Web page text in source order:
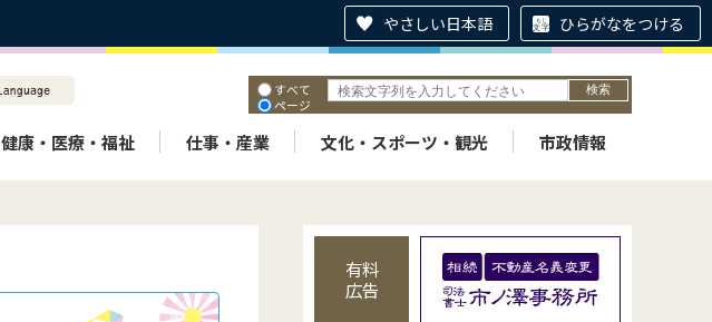
やさしい日本語 ひらがなをつける
すべて
ページ
健康・医療・福祉 仕事・産業 文化・スポーツ・観光 市政情報
有料
広告